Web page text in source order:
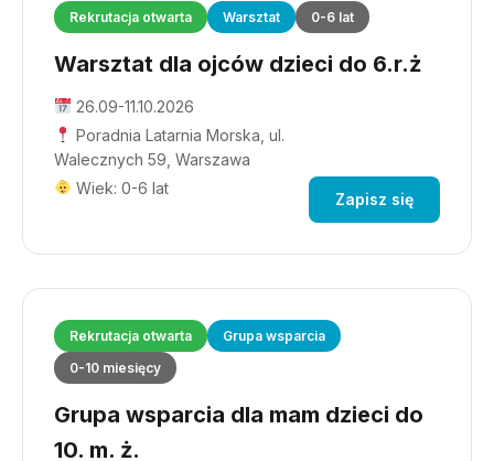
Rekrutacja otwarta Warsztat 0-6 lat
Warsztat dla ojców dzieci do 6.r.ż
26.09-11.10.2026
Poradnia Latarnia Morska, ul.
Walecznych 59, Warszawa
Wiek: 0-6 lat
Zapisz się
Rekrutacja otwarta
Grupa wsparcia
0-10 miesięcy
Grupa wsparcia dla mam dzieci do
10. m. ż.